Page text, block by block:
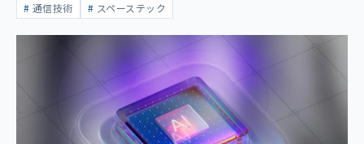
通信技術 スペーステック